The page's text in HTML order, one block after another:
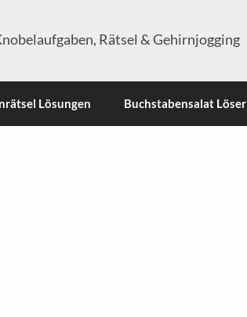
Rätsel & Gehirnjogging
Lösungen Buchstabensalat Löser